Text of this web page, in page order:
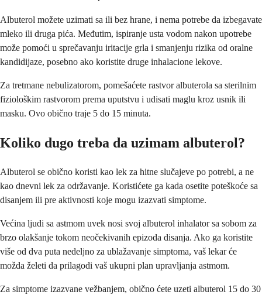
Albuterol možete uzimati sa ili bez hrane, i nema potrebe da izbegavate
mleko ili druga pića. Međutim, ispiranje usta vodom nakon upotrebe
može pomoći u sprečavanju iritacije grla i smanjenju rizika od oralne
kandidijaze, posebno ako koristite druge inhalacione lekove.
Za tretmane nebulizatorom, pomešaćete rastvor albuterola sa sterilnim
fiziološkim rastvorom prema uputstvu i udisati maglu kroz usnik ili
masku. Ovo obično traje 5 do 15 minuta.
Koliko dugo treba da uzimam albuterol?
Albuterol se obično koristi kao lek za hitne slučajeve po potrebi, a ne
kao dnevni lek za održavanje. Koristićete ga kada osetite poteškoće sa
disanjem ili pre aktivnosti koje mogu izazvati simptome.
Većina ljudi sa astmom uvek nosi svoj albuterol inhalator sa sobom za
brzo olakšanje tokom neočekivanih epizoda disanja. Ako ga koristite
više od dva puta nedeljno za ublažavanje simptoma, vaš lekar će
možda želeti da prilagodi vaš ukupni plan upravljanja astmom.
Za simptome izazvane vežbanjem, obično ćete uzeti albuterol 15 do 30